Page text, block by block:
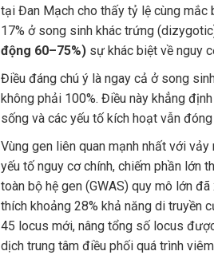
tại Đan Mạch cho thấy tỷ lệ cùng mắc
17% ở song sinh khác trứng
động 60–75%) sự khác biệt về nguy
Điều đáng chú ý là ngay cả ở song
không phải 100%. Điều này khẳng
sống và các yếu tố kích hoạt vẫn
Vùng gen liên quan mạnh nhất với
yếu tố nguy cơ chính, chiếm phần lớn
toàn bộ hệ gen (GWAS) quy mô lớn
thích khoảng 28% khả năng di truyền
45 locus mới, nâng tổng số locus
dịch trung tâm điều phối quá trình